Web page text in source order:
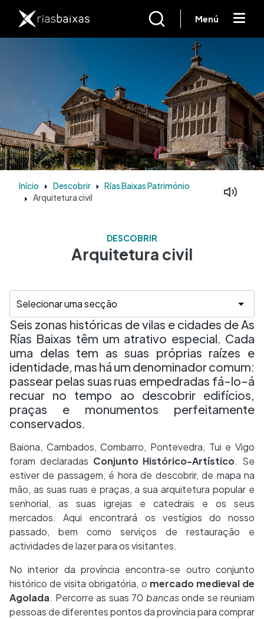
Menú
Início Descobrir Rías Baixas Património
Arquitetura civil
DESCOBRIR
Arquitetura civil
Seis zonas históricas de vilas e cidades de As
Rías Baixas têm um atrativo especial. Cada
uma delas tem as suas próprias raízes e
identidade, mas há um denominador comum:
passear pelas suas ruas empedradas fá-lo-á
recuar no tempo ao descobrir edifícios,
praças e monumentos perfeitamente
conservados.
Baiona, Cambados, Combarro, Pontevedra, Tui e Vigo
foram declaradas Conjunto Histórico-Artístico. Se
estiver de passagem, é hora de descobrir, de mapa na
mão, as suas ruas e praças, a sua arquitetura popular e
senhorial, as suas igrejas e catedrais e os seus
mercados. Aqui encontrará os vestígios do nosso
passado, bem como serviços de restauração e
actividades de lazer para os visitantes.
No interior da província encontra-se outro conjunto
histórico de visita obrigatória, o mercado medieval de
Agolada. Percorre as suas 70 bancasonde se reuniam
pessoas de diferentes pontos da província para comprar